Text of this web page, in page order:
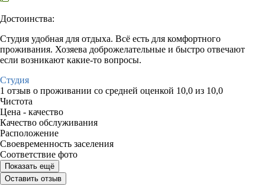
Достоинства:
Студия удобная для отдыха. Всё есть для комфортного
проживания. Хозяева доброжелательные и быстро отвечают
если возникают какие-то вопросы.
Студия
1 отзыв о проживании со средней оценкой 10,0 из 10,0
Чистота
Цена - качество
Качество обслуживания
Расположение
Своевременность заселения
Соответствие фото
Показать ещё
Оставить отзыв